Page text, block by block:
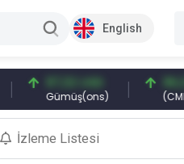
English
97,32 USD
Gümüş(ons)
96,27 USD
(CME) 62%
İzleme Listesi